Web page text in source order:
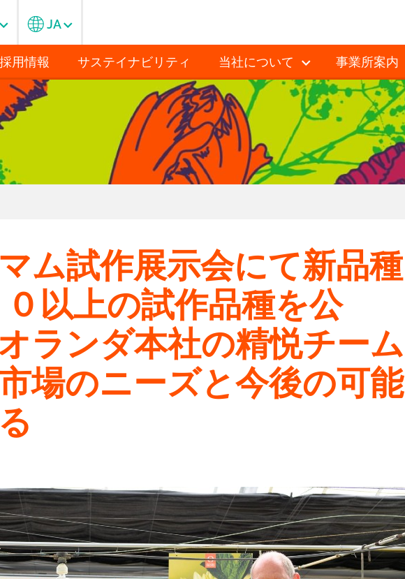
採用情報 サステイナビリティ 当社について 事業所案内
JA
ム試作展⽰会にて新品種
０以上の試作品種を公
ランダ本社の精悦チーム
場のニーズと今後の可能